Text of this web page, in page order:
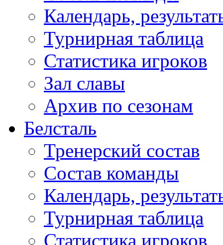
Календарь,
Турнирная таблица
Статистика игроков
Зал славы
Архив по сезонам
Белсталь
Тренерский состав
Состав команды
Календарь,
Турнирная таблица
Статистика игроков